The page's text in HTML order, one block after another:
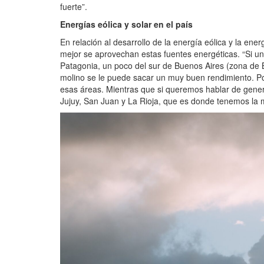
fuerte”.
Energías eólica y solar en el país
En relación al desarrollo de la energía eólica y la
mejor se aprovechan estas fuentes energéticas. “Si
Patagonia, un poco del sur de Buenos Aires (zona
molino se le puede sacar un muy buen rendimiento.
esas áreas. Mientras que si queremos hablar de
Jujuy, San Juan y La Rioja, que es donde tenemos la